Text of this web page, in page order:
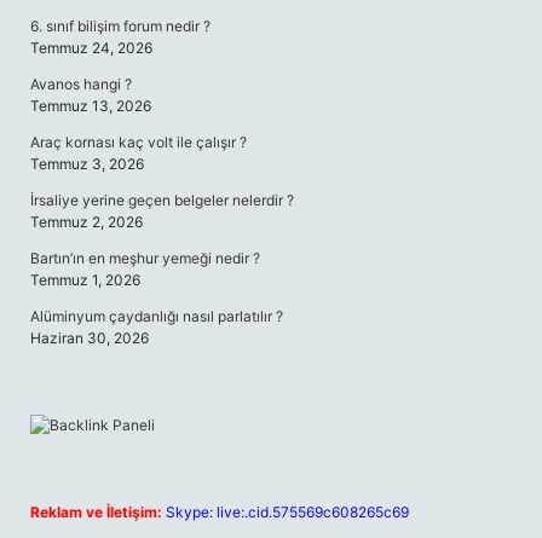
6. sınıf bilişim forum nedir ?
Temmuz 24, 2026
Avanos hangi ?
Temmuz 13, 2026
Araç kornası kaç volt ile çalışır ?
Temmuz 3, 2026
İrsaliye yerine geçen belgeler nelerdir ?
Temmuz 2, 2026
Bartın’ın en meşhur yemeği nedir ?
Temmuz 1, 2026
Alüminyum çaydanlığı nasıl parlatılır ?
Haziran 30, 2026
Reklam ve İletişim: Skype: live:.cid.575569c608265c69